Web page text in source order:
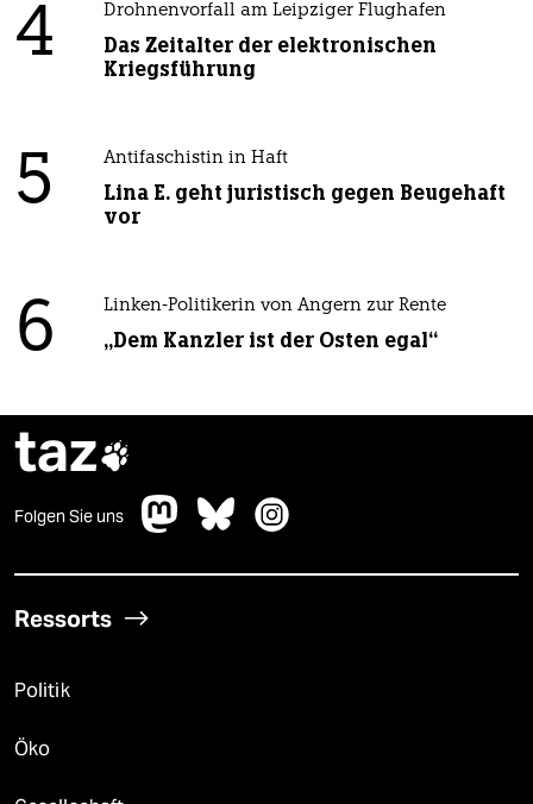
4 Drohnenvorfall am Leipziger Flughafen
Das Zeitalter der elektronischen
Kriegsführung
5 Antifaschistin in Haft
Lina E. geht juristisch gegen Beugehaft
vor
6 Linken-Politikerin von Angern zur Rente
„Dem Kanzler ist der Osten egal“
taz
Folgen Sie uns
Ressorts
Politik
Öko